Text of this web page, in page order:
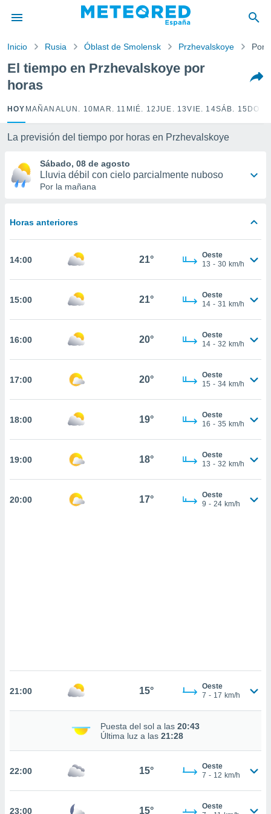
por
para
la
calidad.
a este
las
y
forma
basada
permite
coste.
botón
a la
todas
ya sean
nos
en
perfil
y
de
En
CONTINUAR
Inicio Rusia Óblast de Smolensk Przhevalskoye Por
El tiempo en Przhevalskoye por
horas
HOY MAÑANA LUN. 10 MAR. 11 MIÉ. 12JUE. 13VIE. 14SÁB. 15
La previsión del tiempo por horas en Przhevalskoye
Sábado, 08 de agosto
Lluvia débil con cielo parcialmente nuboso
Por la mañana
Horas anteriores
14:00 21°
Oeste
13 - 30 km/h
15:00 21°
Oeste
14 - 31 km/h
16:00 20°
Oeste
14 - 32 km/h
17:00 20°
Oeste
15 - 34 km/h
18:00 19°
Oeste
16 - 35 km/h
19:00 18°
Oeste
13 - 32 km/h
20:00 17°
Oeste
9 - 24 km/h
21:00 15°
Oeste
7 - 17 km/h
Puesta del sol a las 20:43
Última luz a las 21:28
22:00 15°
Oeste
7 - 12 km/h
23:00 15°
Oeste